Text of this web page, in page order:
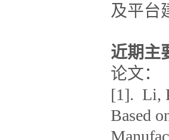
及平台
近期主
论文：
[1]. Li,
Based